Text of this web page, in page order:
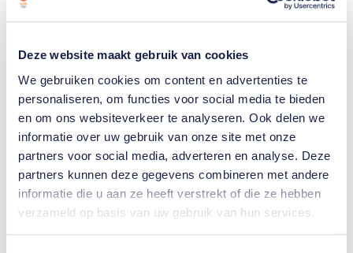
Deze website maakt gebruik van cookies
We gebruiken cookies om content en advertenties te
personaliseren, om functies voor social media te bieden
en om ons websiteverkeer te analyseren. Ook delen we
informatie over uw gebruik van onze site met onze
partners voor social media, adverteren en analyse. Deze
partners kunnen deze gegevens combineren met andere
informatie die u aan ze heeft verstrekt of die ze hebben
verzameld op basis van uw gebruik van hun services.
Welke Nederlanders hebben er
ooit meegedaan aan de
Olympische Spelen?